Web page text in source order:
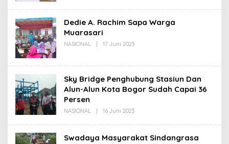
Dedie A. Rachim Sapa Warga
Muarasari
NASIONAL 17 Juni 2023Oleh
Sky Bridge Penghubung Stasiun Dan
Alun-Alun Kota Bogor Sudah Capai 36
Persen
NASIONAL 16 Juni 2023Oleh
Swadaya Masyarakat Sindangrasa